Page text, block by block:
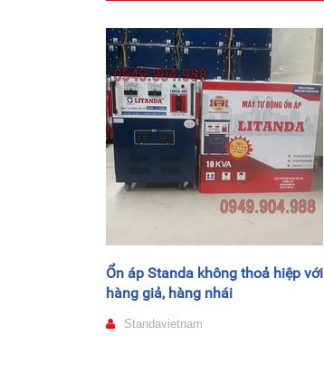
Ổn áp Standa không thoả hiệp với
hàng giả, hàng nhái
Standavietnam